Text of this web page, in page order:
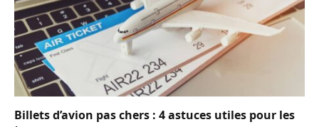
Billets d’avion pas chers : 4 astuces utiles pour les